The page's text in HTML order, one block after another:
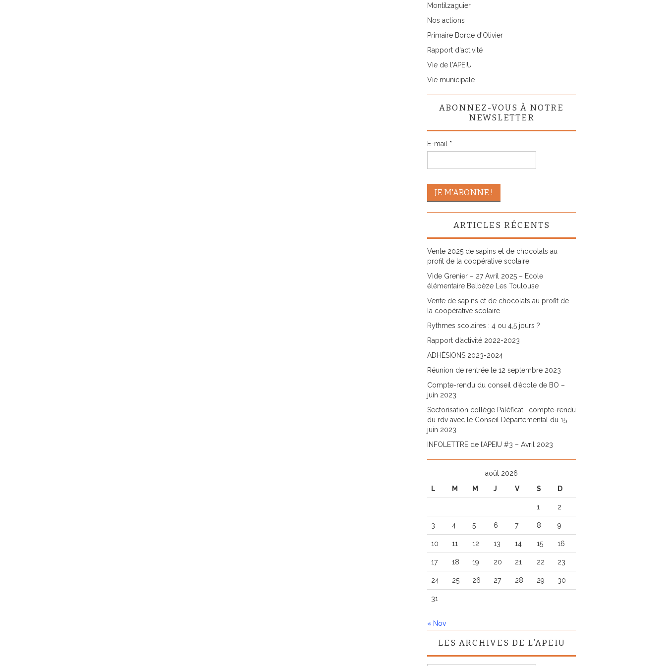
Montilzaguier
Nos actions
Primaire Borde d'Olivier
Rapport d'activité
Vie de l'APEIU
Vie municipale
ABONNEZ-VOUS À NOTRE
NEWSLETTER
E-mail *
ARTICLES RÉCENTS
Vente 2025 de sapins et de chocolats au
profit de la coopérative scolaire
Vide Grenier – 27 Avril 2025 – Ecole
élémentaire Belbèze Les Toulouse
Vente de sapins et de chocolats au profit de
la coopérative scolaire
Rythmes scolaires : 4 ou 4,5 jours ?
Rapport d’activité 2022-2023
ADHÉSIONS 2023-2024
Réunion de rentrée le 12 septembre 2023
Compte-rendu du conseil d’école de BO –
juin 2023
Sectorisation collège Paléficat : compte-rendu
du rdv avec le Conseil Départemental du 15
juin 2023
INFOLETTRE de l’APEIU #3 – Avril 2023
août 2026
L
M M J V S D
1 2
3 4 5 6 7 8 9
10 11 12 13 14 15 16
17 18 19 20 21 22 23
24 25 26 27 28 29 30
31
« Nov
LES ARCHIVES DE L’APEIU